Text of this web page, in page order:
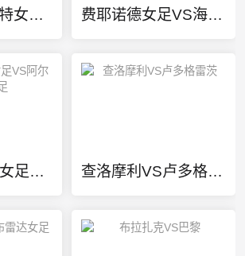
精英巴伦查捷特女足VS乌德勒支女足 费耶诺德女足VS海伦芬女足
PSV埃因霍温女足VS阿尔克马尔女足 查洛摩利VS卢多格雷茨